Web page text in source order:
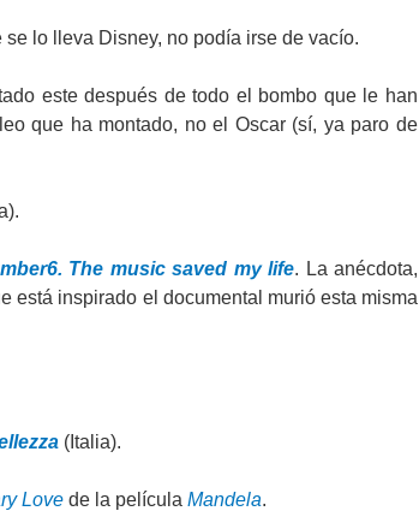
se lo lleva Disney, no podía irse de vacío.
este después de todo el bombo que le han
que ha montado, no el Oscar (sí, ya paro de
The music saved my life. La anécdota,
está inspirado el documental murió esta misma
(Italia).
Love de la película Mandela.